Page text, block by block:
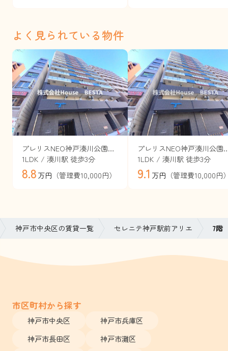
よく見られている物件
プレリスNEO神戸湊川公園ヴェルト（旧セレニテ神戸西エクラ）
1LDK / 湊川駅 徒歩3分
8.8 万円 （管理費10,000円）
プレリスNEO神戸湊川公
1LDK / 湊川駅 徒歩3分
9.1 万円 （管理費10,000円
神戸市中央区の賃貸一覧 セレニテ神戸駅前アリエ 7階
市区町村から探す
神戸市中央区
神戸市兵庫区
神戸市長田区
神戸市灘区